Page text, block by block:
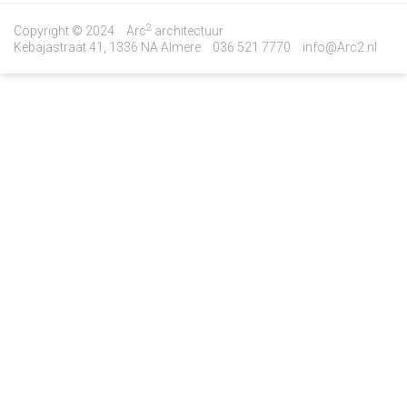
Copyright © 2024 Arc2 architectuur
Kebajastraat 41, 1336 NA Almere
036 521 7770 info@Arc2.nl